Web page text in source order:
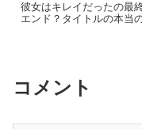
彼女はキレイだったの最
エンド？タイトルの本当
コメント